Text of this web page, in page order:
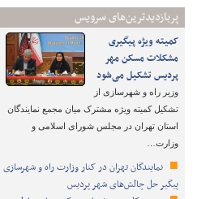
پربازدیدترین‌های سرویس
کمیته ویژه پیگیری
مشکلات مسکن مهر
پردیس تشکیل می‌شود
وزیر راه و شهرسازی از
تشکیل کمیته ویژه مشترک میان مجمع نمایندگان
استان تهران در مجلس شورای اسلامی و
وزارت…
نمایندگان تهران در کنار وزارت راه و شهرسازی
پیگیر حل چالش‌های شهر پردیس